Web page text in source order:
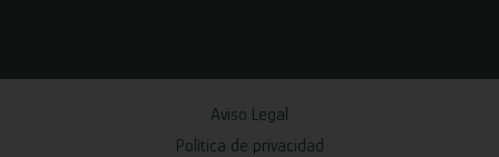
Aviso Legal
Política de privacidad